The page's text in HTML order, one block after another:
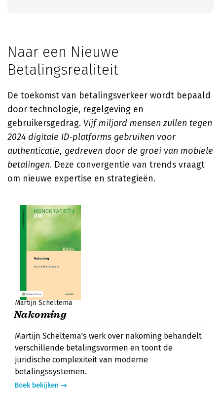
Naar een Nieuwe
Betalingsrealiteit
De toekomst van betalingsverkeer wordt bepaald
door technologie, regelgeving en
gebruikersgedrag. Vijf miljard mensen zullen tegen
2024 digitale ID-platforms gebruiken voor
authenticatie, gedreven door de groei van mobiele
betalingen. Deze convergentie van trends vraagt
om nieuwe expertise en strategieën.
Martijn Scheltema
Nakoming
Martijn Scheltema's werk over nakoming behandelt
verschillende betalingsvormen en toont de
juridische complexiteit van moderne
betalingssystemen.
Boek bekijken